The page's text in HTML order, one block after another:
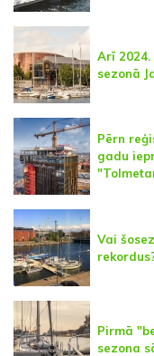
Arī
sezonā
Pērn
gadu
Vai
Pirmā
sezona